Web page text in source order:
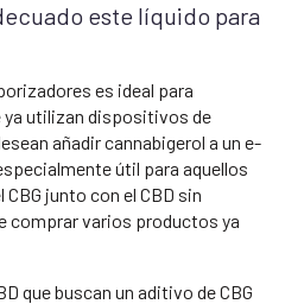
este líquido para
es ideal para
ya utilizan dispositivos de
añadir cannabigerol a un e-
útil para aquellos
junto con el CBD sin
comprar varios productos ya
que buscan un aditivo de CBG